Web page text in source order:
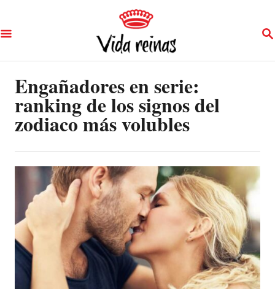
k
i
S
Engañadores en serie:
ranking de los signos del
zodiaco más volubles